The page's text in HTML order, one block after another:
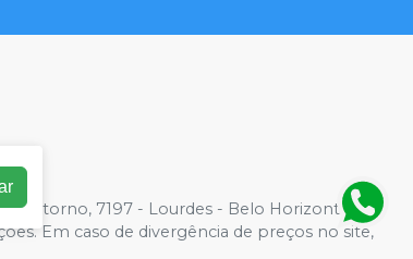
7197 - Lourdes - Belo Horizonte, MG
Em caso de divergência de preços no site,